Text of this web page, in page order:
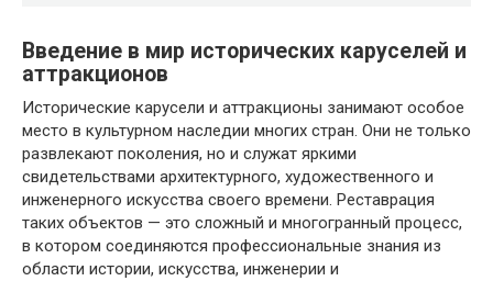
Введение в мир исторических каруселей и
аттракционов
Исторические карусели и аттракционы занимают особое
место в культурном наследии многих стран. Они не только
развлекают поколения, но и служат яркими
свидетельствами архитектурного, художественного и
инженерного искусства своего времени. Реставрация
таких объектов — это сложный и многогранный процесс,
в котором соединяются профессиональные знания из
области истории, искусства, инженерии и